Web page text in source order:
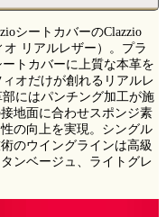
シートカバーのClazzio
オ リアルレザー）。プラ
トカバーに上質な本革を
オだけが創れるリアルレ
にはパンチング加工が施
地面に合わせスポンジ素
の向上を実現。シングル
のウイングラインは高級
ンベージュ、ライトグレ